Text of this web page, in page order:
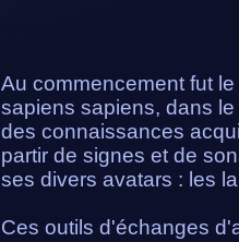
Au commencement fut
sapiens sapiens, dans
des connaissances
partir de signes et de
ses divers avatars : les
Ces outils d'échanges